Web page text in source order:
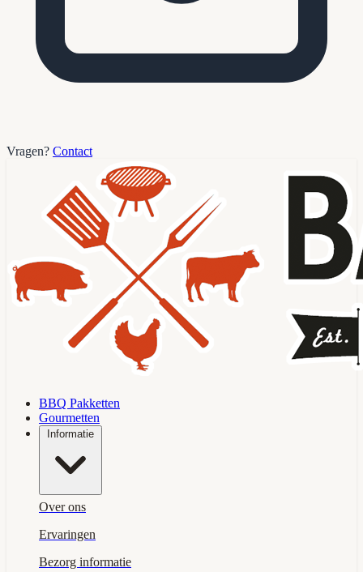
Vragen? Contact
BBQ Pakketten
Gourmetten
Informatie
Over ons
Ervaringen
Bezorg informatie